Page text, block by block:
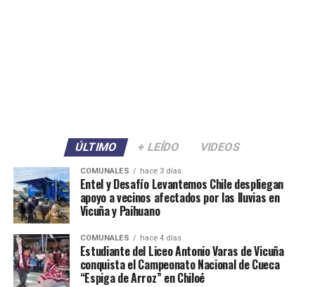
ÚLTIMO + LEÍDO VIDEOS
COMUNALES hace 3 días
Entel y Desafío Levantemos Chile despliegan
apoyo a vecinos afectados por las lluvias en
Vicuña y Paihuano
COMUNALES hace 4 días
Estudiante del Liceo Antonio Varas de Vicuña
conquista el Campeonato Nacional de Cueca
“Espiga de Arroz” en Chiloé